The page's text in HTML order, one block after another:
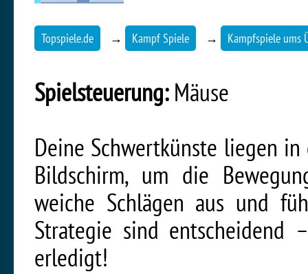
Topspiele.de → Kampf Spiele → Kampfspiele ums
Spielsteuerung:Mäuse
Deine Schwertkünste liegen
Bildschirm, um die
weiche Schlägen aus und
Strategie sind entscheidend
erledigt!